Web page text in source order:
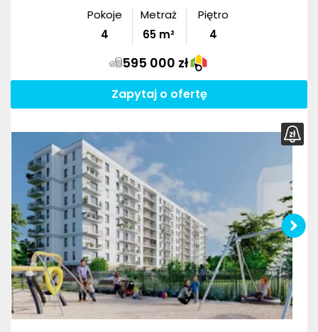
Pokoje
4
Metraż
65 m²
Piętro
4
595 000 zł
Zapytaj o ofertę